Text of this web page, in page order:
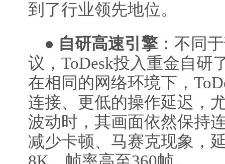
到了行业领先地位。
● 自研高速引擎：不同
议，ToDesk投入重金自研
在相同的网络环境下，
连接、更低的操作延迟，
波动时，其画面依然保持
减少卡顿、马赛克现象，